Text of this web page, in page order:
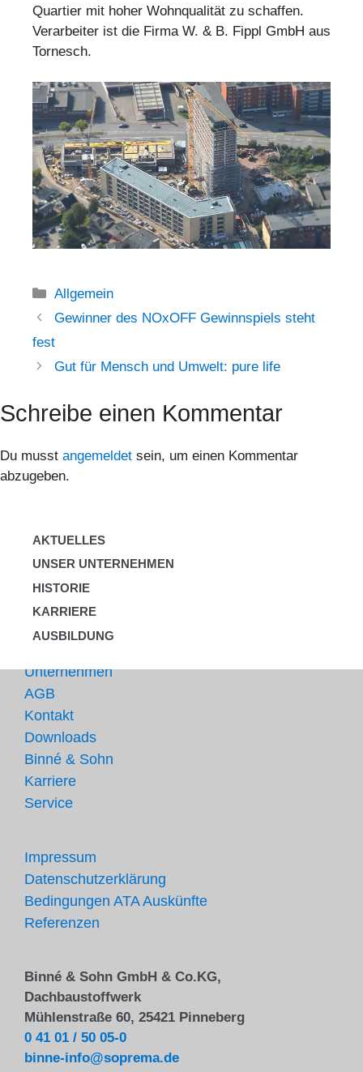
Quartier mit hoher Wohnqualität zu schaffen.
Verarbeiter ist die Firma W. & B. Fippl GmbH aus
Tornesch.
Kategorien
Allgemein
Gewinner des NOxOFF Gewinnspiels steht
fest
Gut für Mensch und Umwelt: pure life
Schreibe einen Kommentar
Du musst angemeldet sein, um einen Kommentar
abzugeben.
AKTUELLES
UNSER UNTERNEHMEN
HISTORIE
KARRIERE
AUSBILDUNG
Unternehmen
AGB
Kontakt
Downloads
Binné & Sohn
Karriere
Service
Impressum
Datenschutzerklärung
Bedingungen ATA Auskünfte
Referenzen
Binné & Sohn GmbH & Co.KG,
Dachbaustoffwerk
Mühlenstraße 60, 25421 Pinneberg
0 41 01 / 50 05-0
binne-info@soprema.de